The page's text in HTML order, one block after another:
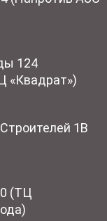
124
«Квадрат»)
1В
(ТЦ